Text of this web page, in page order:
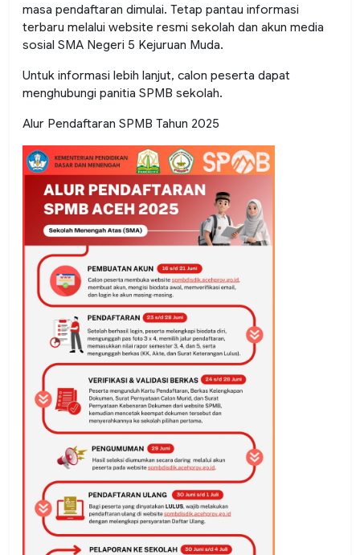
masa pendaftaran dimulai. Tetap pantau informasi
terbaru melalui website resmi sekolah dan akun media
sosial SMA Negeri 5 Kejuruan Muda.
Untuk informasi lebih lanjut, calon peserta dapat
menghubungi panitia SPMB sekolah.
Alur Pendaftaran SPMB Tahun 2025